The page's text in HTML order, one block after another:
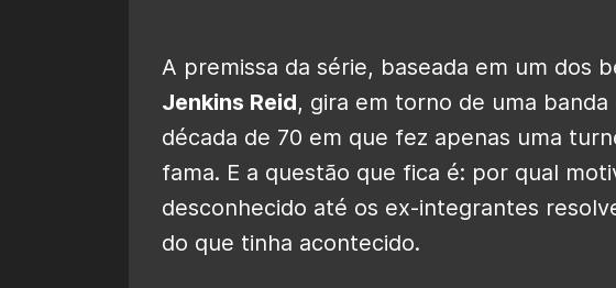
A premissa da série, baseada em um dos
Jenkins Reid, gira em torno de uma
década de 70 em que fez apenas uma
fama. E a questão que fica é: por qual
desconhecido até os ex-integrantes
do que tinha acontecido.